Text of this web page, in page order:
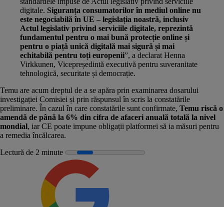
digitale. Siguranța consumatorilor în mediul online nu
este negociabilă în UE – legislația noastră, inclusiv
Actul legislativ privind serviciile digitale, reprezintă
fundamentul pentru o mai bună protecție online și
pentru o piață unică digitală mai sigură și mai
echitabilă pentru toți europenii”, a declarat Henna
Virkkunen, Vicepreședintă executivă pentru suveranitate
tehnologică, securitate și democrație.
Temu are acum dreptul de a se apăra prin examinarea dosarului
investigației Comisiei și prin răspunsul în scris la constatările
preliminare. În cazul în care constatările sunt confirmate, Temu riscă o
amendă de până la 6% din cifra de afaceri anuală totală la nivel
mondial, iar CE poate impune obligații platformei să ia măsuri pentru
a remedia încălcarea.
Lectură de 2 minute